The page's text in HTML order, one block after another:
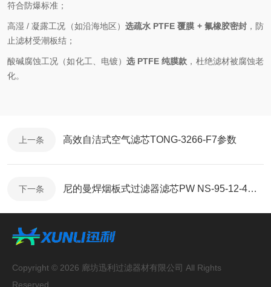
符合防爆标准；
高湿 / 凝露工况（如沿海地区） 选疏水 PTFE 覆膜 + 氟橡胶密封，防
止滤材受潮板结；
酸碱腐蚀工况（如化工、电镀） 选 PTFE 纯膜款 ，杜绝滤材被腐蚀老
化。
上一条 高效自洁式空气滤芯TONG-3266-F7参数
下一条 尼的曼焊烟板式过滤器滤芯PW NS-95-12-4参数
Copyright © 2026 廊坊迅利过滤器材有限公司 All Rights
Reserved